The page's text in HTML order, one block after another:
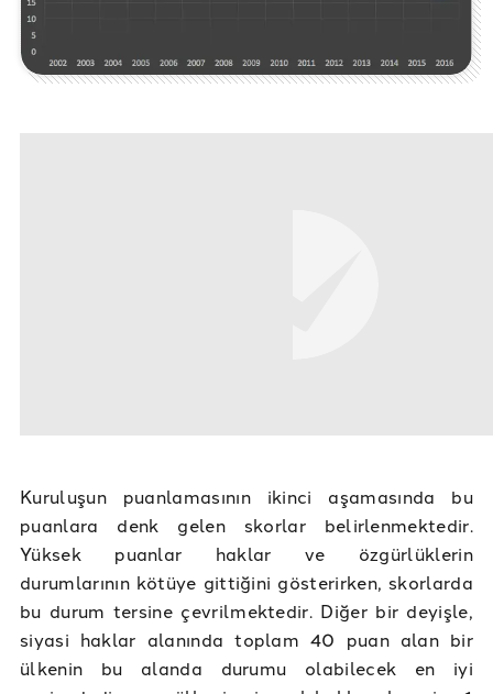
Kuruluşun puanlamasının ikinci aşamasında bu
puanlara denk gelen skorlar belirlenmektedir.
Yüksek puanlar haklar ve özgürlüklerin
durumlarının kötüye gittiğini gösterirken, skorlarda
bu durum tersine çevrilmektedir. Diğer bir deyişle,
siyasi haklar alanında toplam 40 puan alan bir
ülkenin bu alanda durumu olabilecek en iyi